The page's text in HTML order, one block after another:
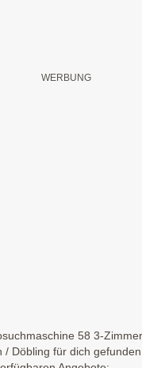
58 3-
/ Döbling für dich